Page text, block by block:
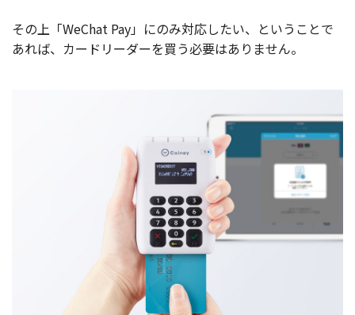
その上「WeChat Pay」にのみ対応したい、ということで
あれば、カードリーダーを買う必要はありません。